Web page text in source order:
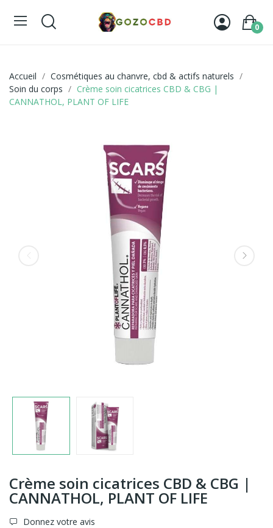
0
Accueil
Cosmétiques au chanvre, cbd & actifs naturels
Soin du corps
Crème soin cicatrices CBD & CBG |
CANNATHOL, PLANT OF LIFE
Crème soin cicatrices CBD & CBG |
CANNATHOL, PLANT OF LIFE
Donnez votre avis